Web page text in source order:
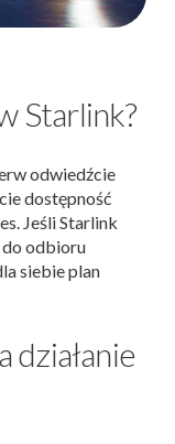
Starlink?
odwiedźcie
dostępność
Jeśli Starlink
do odbioru
siebie plan
działanie